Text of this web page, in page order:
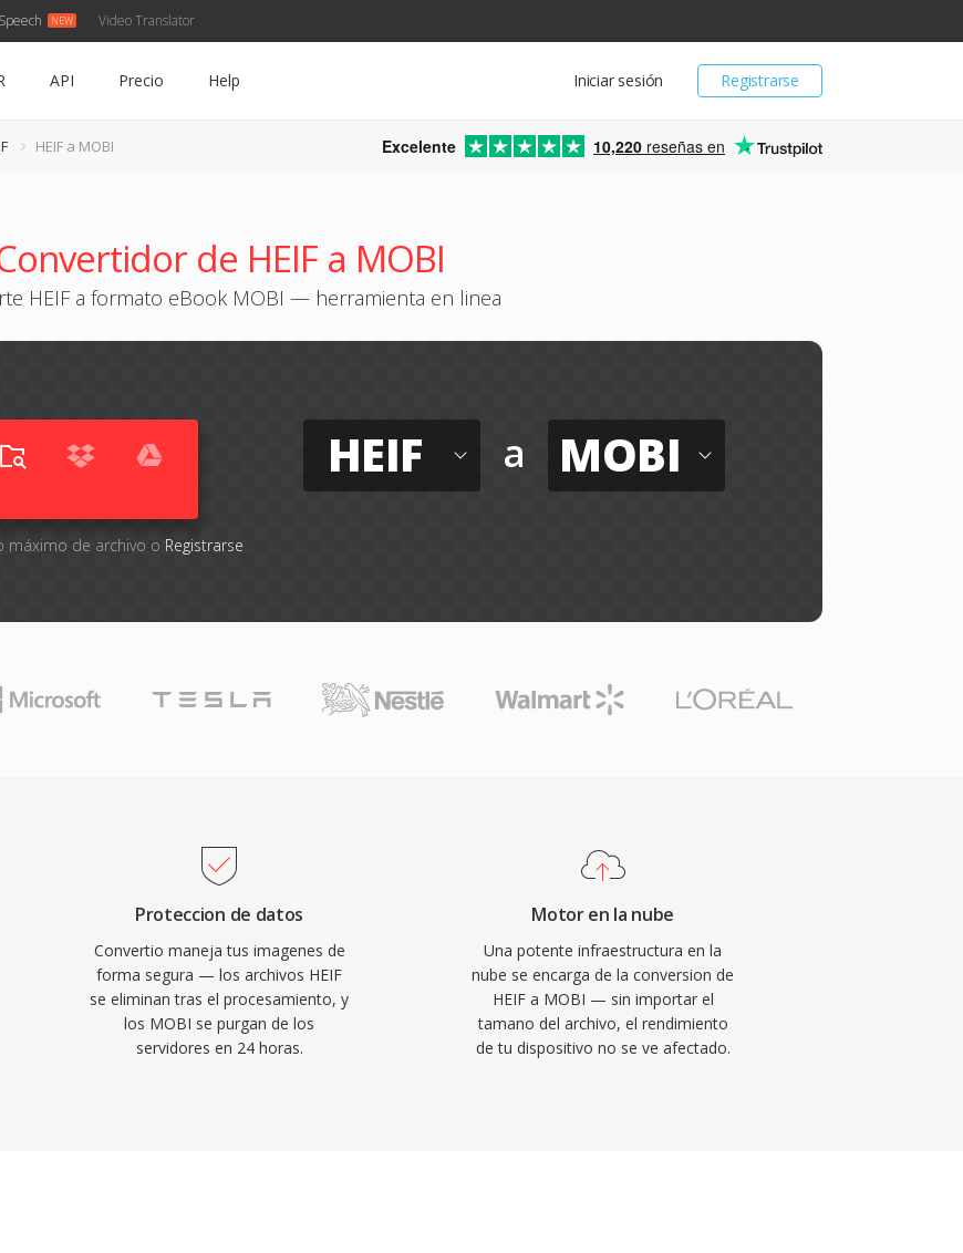
Video Translator
Registrarse
Iniciar sesión
API Precio Help
HEIF a MOBI Excelente 10,220 reseñas en
de HEIF a MOBI
HEIF a formato eBook MOBI — herramienta en linea
máximo de archivo o Registrarse
HEIF a MOBI
Proteccion de datos
Convertio maneja tus imagenes de
forma segura — los archivos HEIF
se eliminan tras el procesamiento, y
los MOBI se purgan de los
servidores en 24 horas.
Motor en la nube
Una potente infraestructura en la
nube se encarga de la conversion de
HEIF a MOBI — sin importar el
tamano del archivo, el rendimiento
de tu dispositivo no se ve afectado.